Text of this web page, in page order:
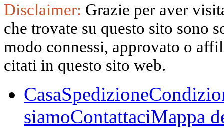
Disclaimer: Grazie per aver
che trovate su questo sito sono
modo connessi, approvato o
citati in questo sito web.
CasaSpedizione
siamoContattaciMappa